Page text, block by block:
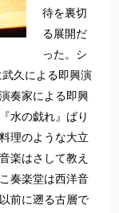
待を裏切
る展開だ
った。シ
久による即興演
奏家による即興
水の戯れ』ばり
理のような大立
楽はさして教え
奏楽堂は西洋音
前に遡る古層で